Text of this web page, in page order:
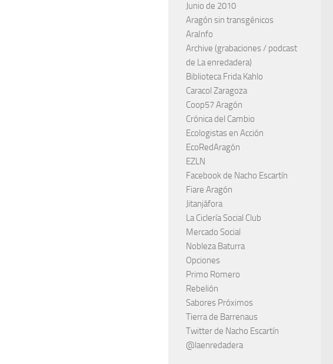
Junio de 2010
Aragón sin transgénicos
AraInfo
Archive (grabaciones / podcast
de La enredadera)
Biblioteca Frida Kahlo
Caracol Zaragoza
Coop57 Aragón
Crónica del Cambio
Ecologistas en Acción
EcoRedAragón
EZLN
Facebook de Nacho Escartín
Fiare Aragón
Jitanjáfora
La Ciclería Social Club
Mercado Social
Nobleza Baturra
Opciones
Primo Romero
Rebelión
Sabores Próximos
Tierra de Barrenaus
Twitter de Nacho Escartín
@laenredadera